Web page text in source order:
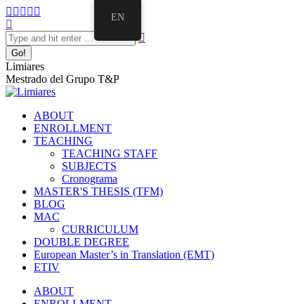
Limiares
Mestrado del Grupo T&P
ABOUT
ENROLLMENT
TEACHING
TEACHING STAFF
SUBJECTS
Cronograma
MASTER'S THESIS (TFM)
BLOG
MAC
CURRICULUM
DOUBLE DEGREE
European Master’s in Translation (EMT)
ETIV
ABOUT
EN